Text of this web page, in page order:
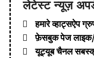
लेटेस्ट न्यूज़
हमारे व्हाट्सऐप
फ़ेसबुक पेज लाइक/
यूट्यूब चैनल